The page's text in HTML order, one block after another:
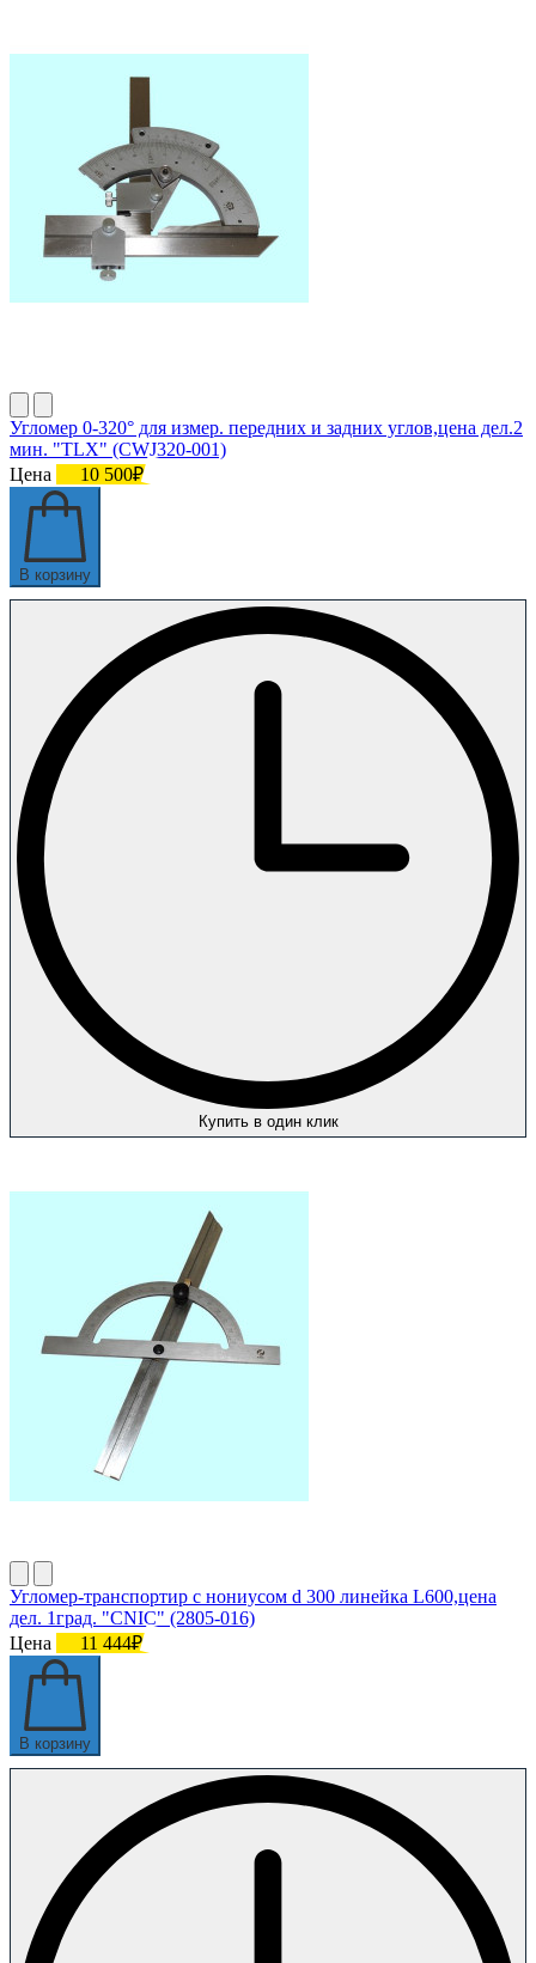
Угломер 0-320° для измер. передних и задних углов,цена дел.2
мин. "TLX" (CWJ320-001)
Цена
10 500₽
В корзину
Купить в один клик
Угломер-транспортир с нониусом d 300 линейка L600,цена
дел. 1град. "CNIC" (2805-016)
Цена
11 444₽
В корзину